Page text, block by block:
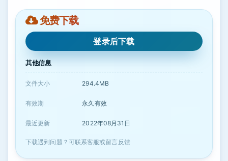
免费下载
登录后下载
其他信息
文件大小 294.4MB
有效期 永久有效
最近更新 2022年08月31日
下载遇到问题？可联系客服或留言反馈